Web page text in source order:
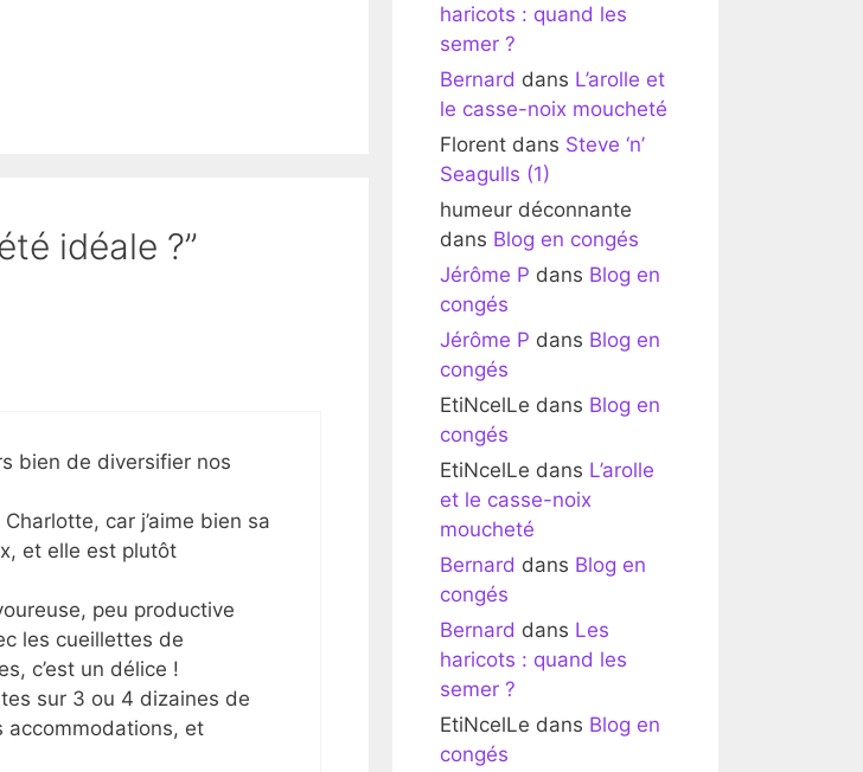
idéale ?”
bien de diversifier nos
car j’aime bien sa
et elle est plutôt
peu productive
les cueillettes de
c’est un délice !
sur 3 ou 4 dizaines de
accommodations, et
haricots : quand les
semer ?
Bernard dans L’arolle et
le casse-noix moucheté
Florent dans Steve ‘n’
Seagulls (1)
humeur déconnante
dans Blog en congés
Jérôme P dans Blog en
congés
Jérôme P dans Blog en
congés
EtiNcelLe dans Blog en
congés
EtiNcelLe dans L’arolle
et le casse-noix
moucheté
Bernard dans Blog en
congés
Bernard dans Les
haricots : quand les
semer ?
EtiNcelLe dans Blog en
congés